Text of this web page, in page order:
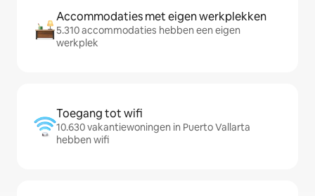
Accommodaties met eigen werkplekken
5.310 accommodaties hebben een eigen
werkplek
Toegang tot wifi
10.630 vakantiewoningen in Puerto Vallarta
hebben wifi